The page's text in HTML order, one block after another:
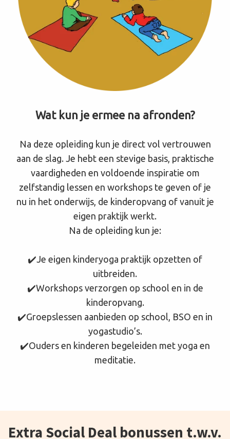
Wat kun je ermee na afronden?
Na deze opleiding kun je direct vol vertrouwen
aan de slag. Je hebt een stevige basis, praktische
vaardigheden en voldoende inspiratie om
zelfstandig lessen en workshops te geven of je
nu in het onderwijs, de kinderopvang of vanuit je
eigen praktijk werkt.
Na de opleiding kun je:
✔️Je eigen kinderyoga praktijk opzetten of
uitbreiden.
✔️Workshops verzorgen op school en in de
kinderopvang.
✔️Groepslessen aanbieden op school, BSO en in
yogastudio’s.
✔️Ouders en kinderen begeleiden met yoga en
meditatie.
Extra Social Deal bonussen t.w.v.